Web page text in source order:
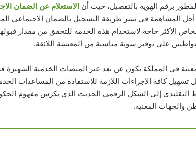
برقم الهوية بالتفصيل، حيث أن الاستعلام عن الضمان
المساهمة في نشر طريقة التسجيل بالضمان الاجتماعي
الأكثر حاجة لاستخدام هذه الخدمة للتحقق من مقدار
على توفير سوية مناسبة من المعيشة اللائقة.
في المملكة تكون عن بعد عبر المنصات الخدمية الشهيرة
كافة الإجراءات اللازمة للاستفادة من المساعدات
التقليدي إلى الشكل الرقمي الحديث الذي يكرس مفهوم
والجهات المعنية.